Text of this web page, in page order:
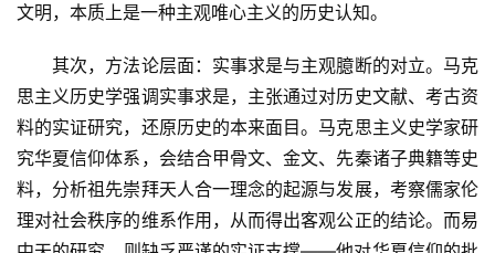
文明，本质上是一种主观唯心主义的历史认知。
其次，方法论层面：实事求是与主观臆断的对立。马克
思主义历史学强调实事求是，主张通过对历史文献、考古资
料的实证研究，还原历史的本来面目。马克思主义史学家研
究华夏信仰体系，会结合甲骨文、金文、先秦诸子典籍等史
料，分析祖先崇拜天人合一理念的起源与发展，考察儒家伦
理对社会秩序的维系作用，从而得出客观公正的结论。而易